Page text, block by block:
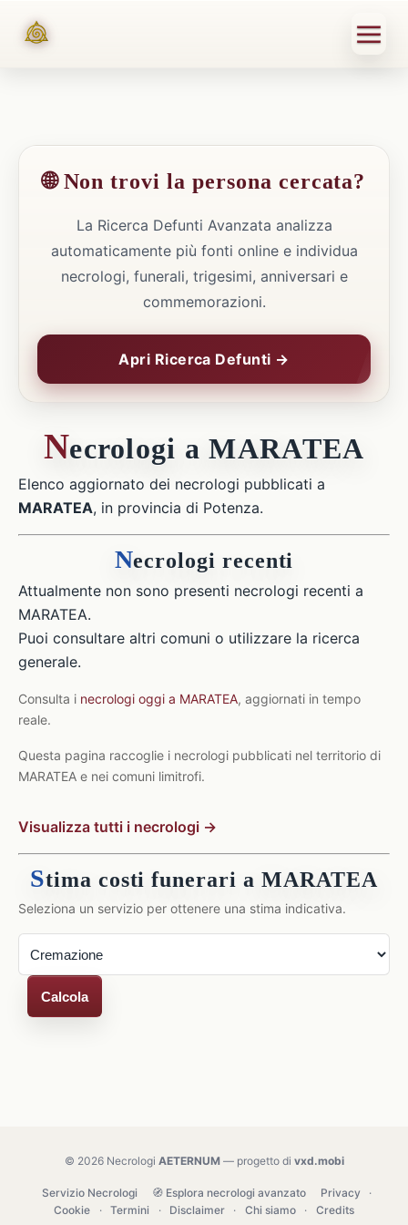
🌐 Non trovi la persona cercata?
La Ricerca Defunti Avanzata analizza
automaticamente più fonti online e individua
necrologi, funerali, trigesimi, anniversari e
commemorazioni.
Apri Ricerca Defunti →
Necrologi a MARATEA
Elenco aggiornato dei necrologi pubblicati a
MARATEA, in provincia di Potenza.
Necrologi recenti
Attualmente non sono presenti necrologi recenti a
MARATEA.
Puoi consultare altri comuni o utilizzare la ricerca
generale.
Consulta i necrologi oggi a MARATEA, aggiornati in tempo
reale.
Questa pagina raccoglie i necrologi pubblicati nel territorio di
MARATEA e nei comuni limitrofi.
Visualizza tutti i necrologi →
Stima costi funerari a MARATEA
Seleziona un servizio per ottenere una stima indicativa.
Calcola
© 2026 Necrologi AETERNUM— progetto di vxd.mobi
Servizio Necrologi 🧭 Esplora necrologi avanzato Privacy
·
Cookie
· Termini · Disclaimer · Chi siamo · Credits